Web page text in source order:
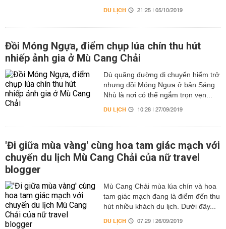
DU LỊCH 21:25 | 05/10/2019
Đồi Móng Ngựa, điểm chụp lúa chín thu hút
nhiếp ảnh gia ở Mù Cang Chải
Dù quãng đường di chuyển hiểm trở
nhưng đồi Móng Ngựa ở bản Sáng
Nhù là nơi có thể ngắm trọn vẹn...
DU LỊCH 10:28 | 27/09/2019
'Đi giữa mùa vàng' cùng hoa tam giác mạch với
chuyến du lịch Mù Cang Chải của nữ travel
blogger
Mù Cang Chải mùa lúa chín và hoa
tam giác mạch đang là điểm đến thu
hút nhiều khách du lịch. Dưới đây...
DU LỊCH 07:29 | 26/09/2019